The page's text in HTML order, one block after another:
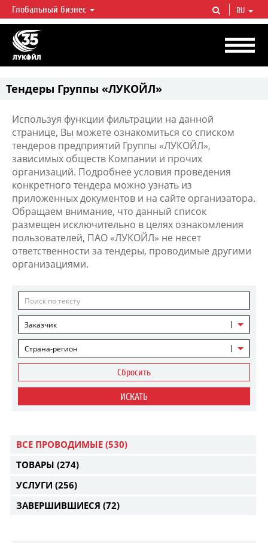
ЛУКОЙЛ СЕГОДНЯ
ЛУКОЙЛ — одна из крупнейших вертикально интегрированных
нефтегазовых компаний в мире, на долю которой приходится более 2%
мировой добычи нефти и около 1% доказанных запасов углеводородов.
Глобальный бизнес RU
Тендеры Группы «ЛУКОЙЛ»
Используя функции фильтрации на данной
странице, Вы можете ознакомиться со списком
тендеров предприятий Группы «ЛУКОЙЛ»,
зависимых обществ Компании и прочих
организаций. Подробнее условия проведения
конкретного тендера можно узнать из
приложенных документов и на сайте организатора.
Обращаем внимание, что данный список
размещен исключительно в целях ознакомления
пользователей, ПАО «ЛУКОЙЛ» не несет
ответственности за тендеры, проводимые другими
организациями.
Заказчик
Страна-регион
Сбросить
ИСКАТЬ
ВСЕ ПРОВОДИМЫЕ (530)
ТОВАРЫ (274)
УСЛУГИ (256)
ЗАВЕРШИВШИЕСЯ (72)